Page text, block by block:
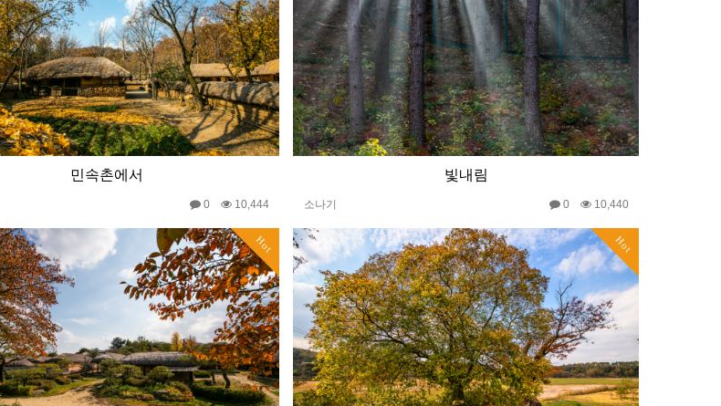
민속촌에서
0 10,444
빛내림
소나기 0 10,440
Hot Hot